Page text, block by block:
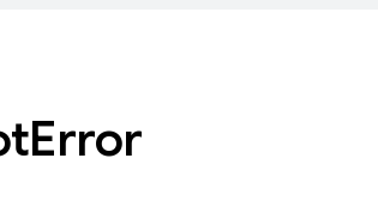
Error